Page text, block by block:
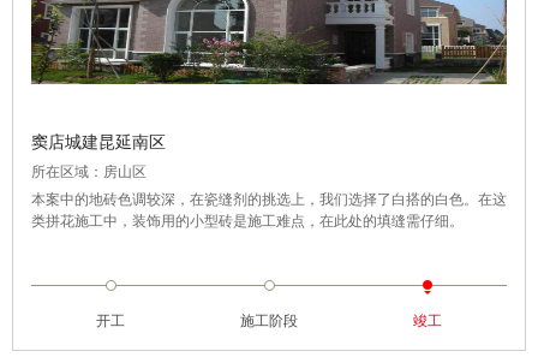
窦店城建昆延南区
所在区域：房山区
本案中的地砖色调较深，在瓷缝剂的挑选上，我们选择了白搭的白色。在这
类拼花施工中，装饰用的小型砖是施工难点，在此处的填缝需仔细。
开工 施工阶段 竣工